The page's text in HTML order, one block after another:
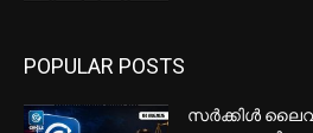
POPULAR POSTS
സർക്കിൾ